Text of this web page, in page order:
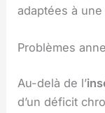
adaptées à
Problèmes
Au-delà de l’
d’un déficit